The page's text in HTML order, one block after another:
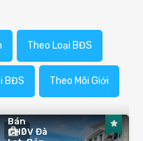
Theo Loại BĐS
BĐS Theo Môi Giới
2
Bán
CHDV Đà